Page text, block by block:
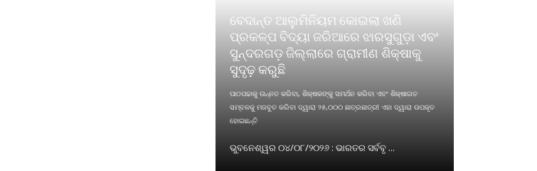
ବେଦାନ୍ତ ଆଲୁମିନିୟମ କୋଇଲା ଖଣି
ପ୍ରକଳ୍ପ ବିଦ୍ୟା ଜରିଆରେ ଝାରସୁଗୁଡ଼ା ଏବଂ
ସୁନ୍ଦରଗଡ଼ ଜିଲ୍ଲାରେ ଗ୍ରାମୀଣ ଶିକ୍ଷାକୁ
ସୁଦୃଢ଼ କରୁଛି
ପାଠପଢାକୁ ଉନ୍ନତ କରିବା, ଶିକ୍ଷକଙ୍କୁ ସମର୍ଥନ କରିବା ଏବଂ ଶିକ୍ଷାଗତ
ସମ୍ବଳକୁ ମଜବୁତ କରିବା ଦ୍ୱାରା ୨୫,୦୦୦ ଛାତ୍ରଛାତ୍ରୀ ଏହା ଦ୍ୱାରା ଉପକୃତ
ହୋଇଛନ୍ତି
ଭୁବନେଶ୍ୱର ୦୪/୦୮/୨୦୨୬ : ଭାରତର ସର୍ବବୃ ...